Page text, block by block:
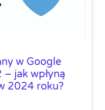
w Google
jak wpłyną
2024 roku?